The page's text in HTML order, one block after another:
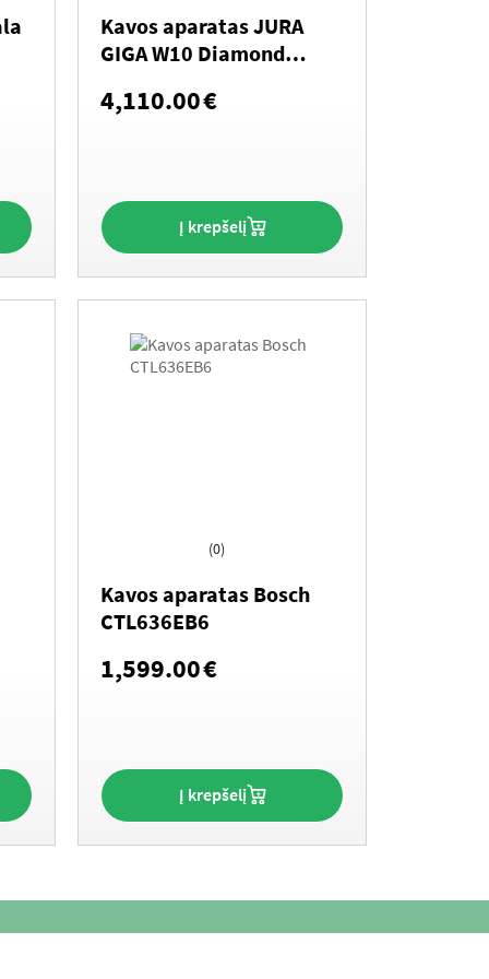
Kavos aparatas JURA
GIGA W10 Diamond
4,110.00€
Į krepšelį
(0)
Kavos aparatas Bosch
CTL636EB6
1,599.00€
Į krepšelį